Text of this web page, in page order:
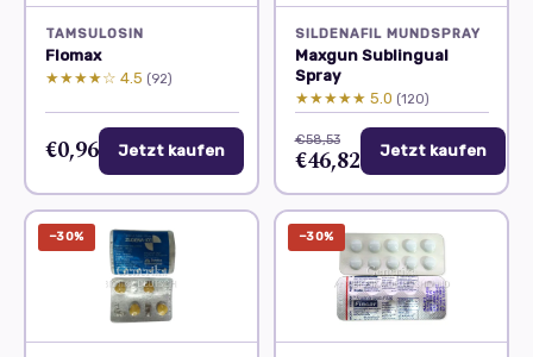
TAMSULOSIN
Flomax
★★★★☆ 4.5 (92)
€0,96 Jetzt kaufen
SILDENAFIL MUNDSPRAY
Maxgun Sublingual
Spray
★★★★★ 5.0 (120)
€58,53
€46,82 Jetzt kaufen
−30% −30%